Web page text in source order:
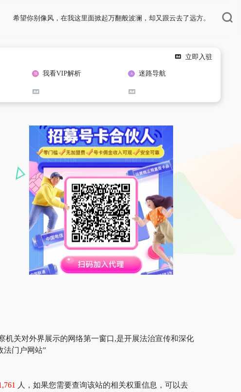
希望你别像风，在我这里面掀起万翻般波澜，却又跟云去了远方。
立即入驻
我看VIP解析 迷路导航
关对外界展示的网络第一窗口,是开展法治宣传和深化
法门户网站”
人，如果您需要查询该站的相关权重信息，可以去